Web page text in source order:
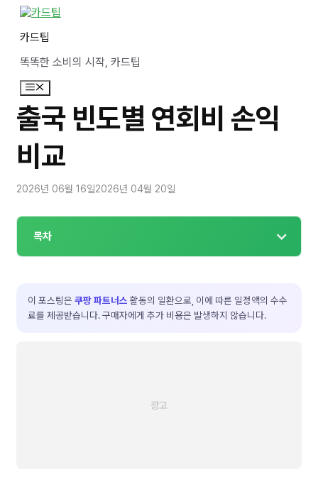
카드팁
똑똑한 소비의 시작, 카드팁
메
뉴
출국 빈도별 연회비 손익
비교
2026년 06월 16일2026년 04월 20일
목차
이 포스팅은 쿠팡 파트너스 활동의 일환으로, 이에 따른 일정액의 수수
료를 제공받습니다. 구매자에게 추가 비용은 발생하지 않습니다.